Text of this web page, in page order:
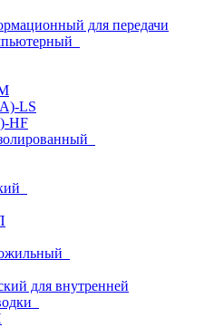
для передачи
LS
HF
для внутренней